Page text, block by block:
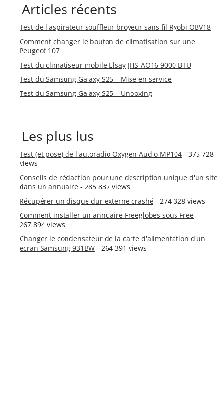
Articles récents
Test de l'aspirateur souffleur broyeur sans fil Ryobi OBV18
Comment changer le bouton de climatisation sur une
Peugeot 107
Test du climatiseur mobile Elsay JHS-AO16 9000 BTU
Test du Samsung Galaxy S25 – Mise en service
Test du Samsung Galaxy S25 – Unboxing
Les plus lus
Test (et pose) de l'autoradio Oxygen Audio MP104 - 375 728
views
Conseils de rédaction pour une description unique d'un site
dans un annuaire - 285 837 views
Récupérer un disque dur externe crashé - 274 328 views
Comment installer un annuaire Freeglobes sous Free -
267 894 views
Changer le condensateur de la carte d'alimentation d'un
écran Samsung 931BW - 264 391 views